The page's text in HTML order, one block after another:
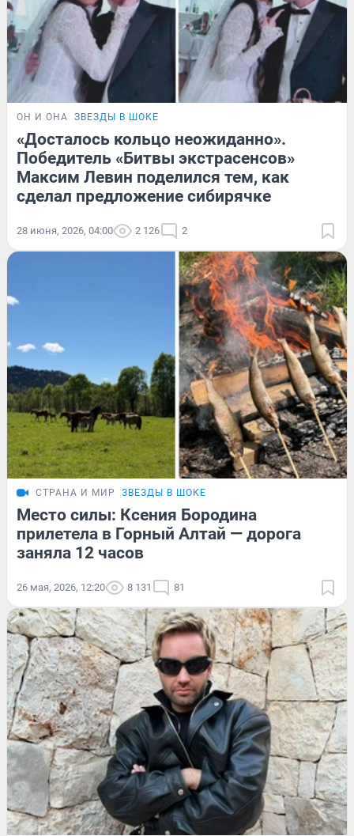
ОН И ОНА ЗВЕЗДЫ В ШОКЕ
«Досталось кольцо неожиданно».
Победитель «Битвы экстрасенсов»
Максим Левин поделился тем, как
сделал предложение сибирячке
28 июня, 2026, 04:00 2 126 2
СТРАНА И МИР ЗВЕЗДЫ В ШОКЕ
Место силы: Ксения Бородина
прилетела в Горный Алтай — дорога
заняла 12 часов
26 мая, 2026, 12:20 8 131 81